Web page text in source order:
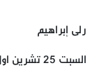
رلى إبراهيم
السبت 25 تشرين اول 2025